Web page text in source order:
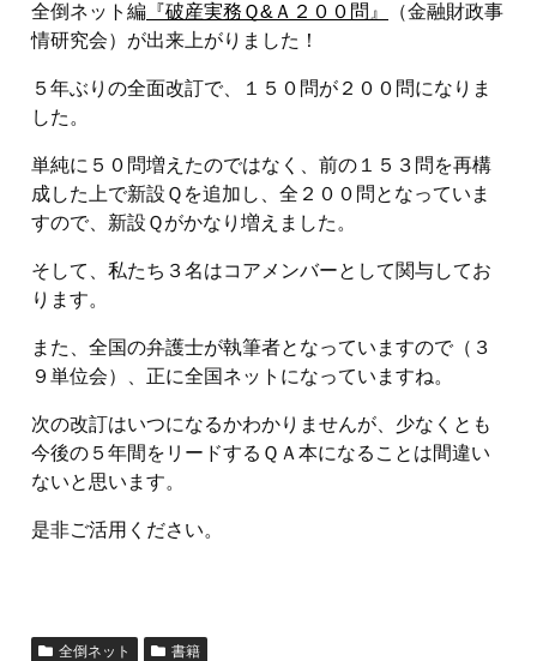
全倒ネット編 『破産実務Ｑ&Ａ２００問』
（金融財政事
情研究会）が出来上がりました！
５年ぶりの全面改訂で、１５０問が２００問になりま
した。
単純に５０問増えたのではなく、前の１５３問を再構
成した上で新設Ｑを追加し、全２００問となっていま
すので、新設Ｑがかなり増えました。
そして、私たち３名はコアメンバーとして関与してお
ります。
また、全国の弁護士が執筆者となっていますので（３
９単位会）、正に全国ネットになっていますね。
次の改訂はいつになるかわかりませんが、少なくとも
今後の５年間をリードするＱＡ本になることは間違い
ないと思います。
是非ご活用ください。
全倒ネット 書籍